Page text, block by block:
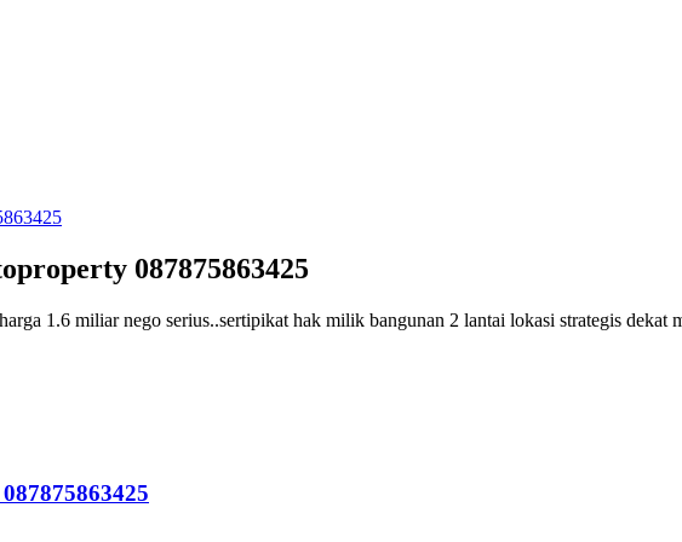
087875863425
1.6 miliar nego serius..sertipikat hak milik bangunan 2 lantai lokasi strategis dekat